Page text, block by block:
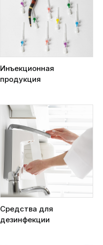
Инъекционная
продукция
Средства для
дезинфекции